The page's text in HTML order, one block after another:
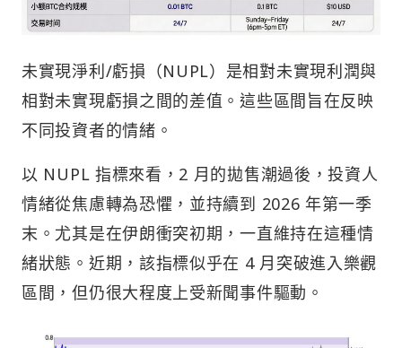
未實現淨利/虧損（NUPL）是相對未實現利潤與
相對未實現虧損之間的差值。這些區間旨在反映
不同投資者的情緒。
以 NUPL 指標來看，2 月的拋售潮過後，投資人
情緒從焦慮轉為恐懼，並持續到 2026 年第一季
末。尤其是在伊朗衝突初期，一直維持在這種情
緒狀態。近期，該指標似乎在 4 月突破進入樂觀
區間，但仍很大程度上受新聞事件驅動。